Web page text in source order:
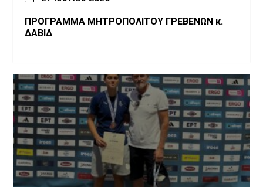
ΠΡΟΓΡΑΜΜΑ ΜΗΤΡΟΠΟΛΙΤΟΥ ΓΡΕΒΕΝΩΝ κ.
ΔΑΒΙΔ